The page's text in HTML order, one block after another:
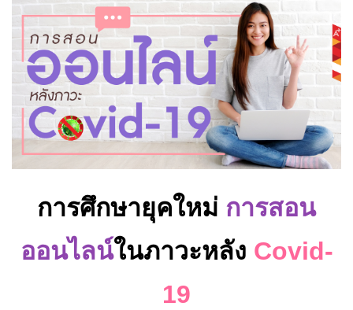
การศึกษายุคใหม่ การสอน
ออนไลน์ในภาวะหลัง Covid-
19